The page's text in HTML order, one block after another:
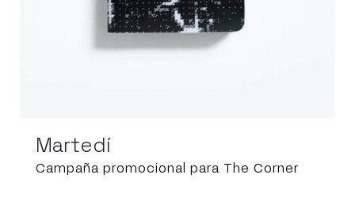
Martedí
Campaña promocional para The Corner